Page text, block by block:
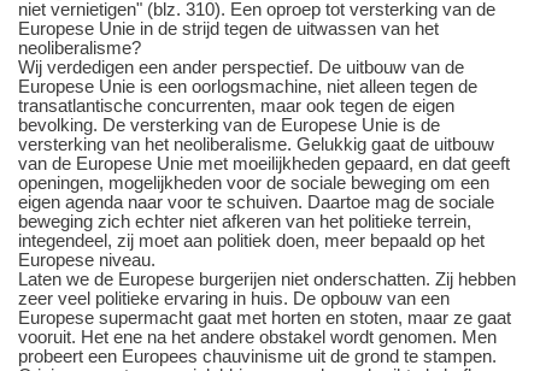
niet vernietigen" (blz. 310). Een oproep tot versterking van de
Europese Unie in de strijd tegen de uitwassen van het
neoliberalisme?
Wij verdedigen een ander perspectief. De uitbouw van de
Europese Unie is een oorlogsmachine, niet alleen tegen de
transatlantische concurrenten, maar ook tegen de eigen
bevolking. De versterking van de Europese Unie is de
versterking van het neoliberalisme. Gelukkig gaat de uitbouw
van de Europese Unie met moeilijkheden gepaard, en dat geeft
openingen, mogelijkheden voor de sociale beweging om een
eigen agenda naar voor te schuiven. Daartoe mag de sociale
beweging zich echter niet afkeren van het politieke terrein,
integendeel, zij moet aan politiek doen, meer bepaald op het
Europese niveau.
Laten we de Europese burgerijen niet onderschatten. Zij hebben
zeer veel politieke ervaring in huis. De opbouw van een
Europese supermacht gaat met horten en stoten, maar ze gaat
vooruit. Het ene na het andere obstakel wordt genomen. Men
probeert een Europees chauvinisme uit de grond te stampen.